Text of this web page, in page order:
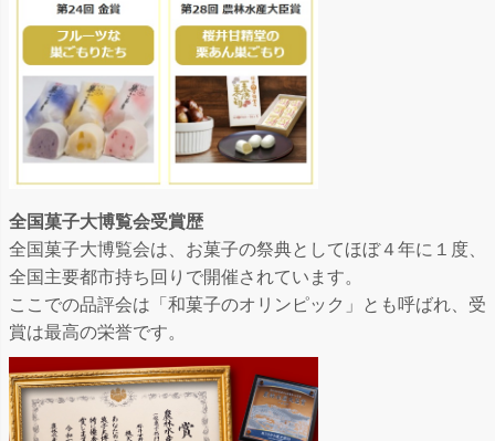
全国菓子大博覧会受賞歴
全国菓子大博覧会は、お菓子の祭典としてほぼ４年に１度、
全国主要都市持ち回りで開催されています。
ここでの品評会は「和菓子のオリンピック」とも呼ばれ、受
賞は最高の栄誉です。